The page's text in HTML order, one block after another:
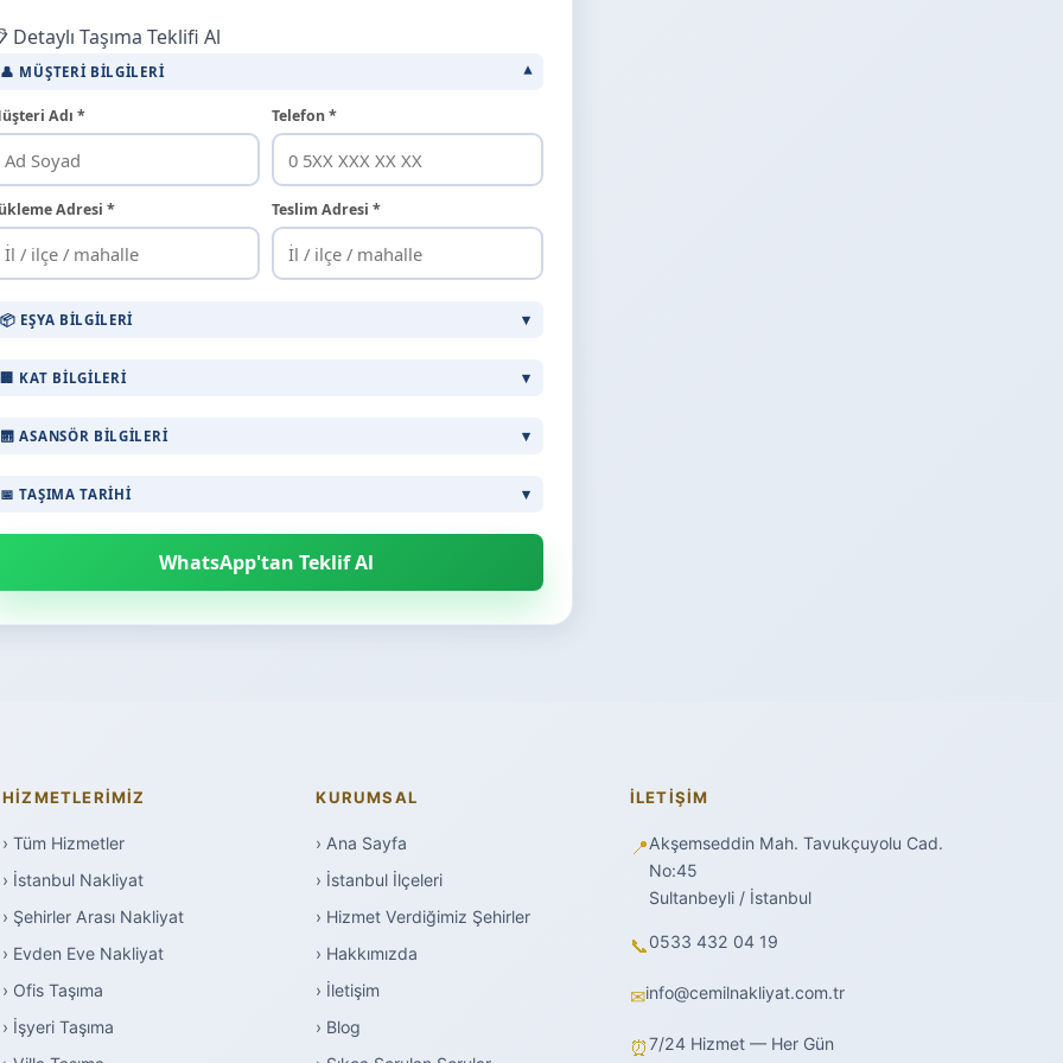
Detaylı Taşıma Teklifi Al
👤 MÜŞTERI BILGILERI
Adı * Telefon *
Adresi * Teslim Adresi *
📦 EŞYA BILGILERI
🏢 KAT BILGILERI
🛗 ASANSÖR BILGILERI
📅 TAŞIMA TARIHI
WhatsApp'tan Teklif Al
HIZMETLERIMIZ
› Tüm Hizmetler
› İstanbul Nakliyat
› Şehirler Arası Nakliyat
› Evden Eve Nakliyat
› Ofis Taşıma
› İşyeri Taşıma
KURUMSAL
› Ana Sayfa
› İstanbul İlçeleri
› Hizmet Verdiğimiz Şehirler
› Hakkımızda
› İletişim
› Blog
İLETIŞIM
📍Akşemseddin Mah. Tavukçuyolu Cad.
No:45
Sultanbeyli / İstanbul
📞0533 432 04 19
✉info@cemilnakliyat.com.tr
⏰7/24 Hizmet — Her Gün